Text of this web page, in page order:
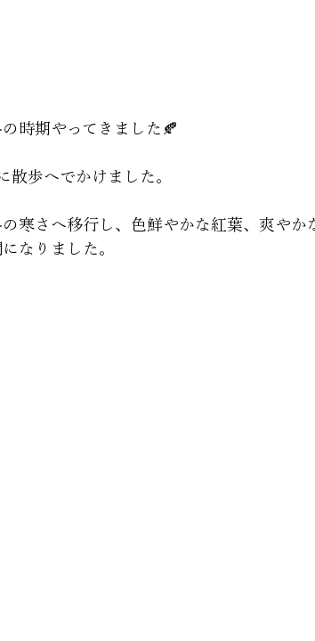
時期やってきました🍂
散歩へでかけました。
寒さへ移行し、色鮮やかな紅葉、爽やか
なりました。